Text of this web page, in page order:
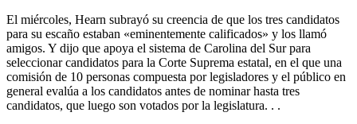
El miércoles, Hearn subrayó su creencia de que los tres candidatos
para su escaño estaban «eminentemente calificados» y los llamó
amigos. Y dijo que apoya el sistema de Carolina del Sur para
seleccionar candidatos para la Corte Suprema estatal, en el que una
comisión de 10 personas compuesta por legisladores y el público en
general evalúa a los candidatos antes de nominar hasta tres
candidatos, que luego son votados por la legislatura. . .